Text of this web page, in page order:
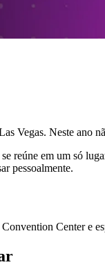
Vegas. Neste ano
reúne em um só
pessoalmente.
Center e